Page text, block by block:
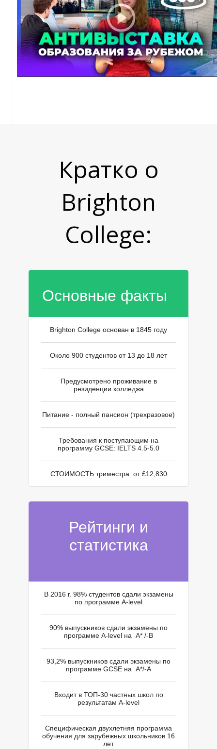
Т
И
Н
Кратко о
Brighton
College:
Основные факты
Brighton College основан в 1845 году
Около 900 студентов от 13 до 18 лет
Предусмотрено проживание в
резиденции колледжа
Питание - полный пансион (трехразовое)
Требования к поступающим на
программу GCSE: IELTS 4.5-5.0
СТОИМОСТЬ триместра: от £12,830
Рейтинги и
статистика
В 2016 г. 98% студентов сдали экзамены
по программе A-level
90% выпускников сдали экзамены по
программе A-level на A* /-B
93,2% выпускников сдали экзамены по
программе GCSE на A*/-A
Входит в ТОП-30 частных школ по
результатам A-level
Специфическая двухлетняя программа
обучения для зарубежных школьников 16
лет